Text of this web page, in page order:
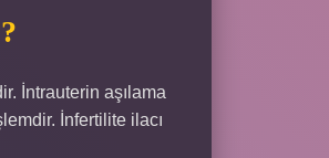
İntrauterin aşılama
İnfertilite ilacı